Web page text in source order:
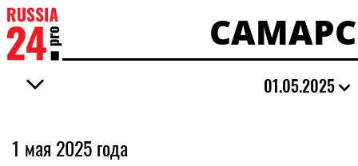
01.05.2025
1 мая 2025 года